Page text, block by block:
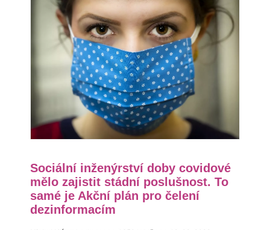
Sociální inženýrství doby covidové
mělo zajistit stádní poslušnost. To
samé je Akční plán pro čelení
dezinformacím